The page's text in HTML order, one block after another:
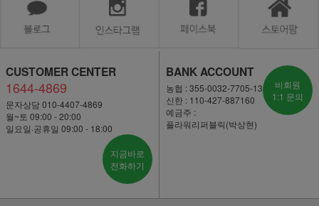
CUSTOMER CENTER
1644-4869
문자상담 010-4407-4869
월~토 09:00 - 20:00
일요일·공휴일 09:00 - 18:00
지금바로
전화하기
BANK ACCOUNT
농협 : 355-0032-7705-13
신한 : 110-427-887160
예금주 :
플라워리퍼블릭(박상현)
비회원
1:1 문의